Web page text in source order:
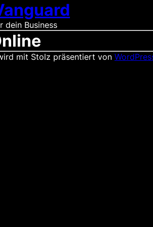
dein Business
mit Stolz präsentiert von